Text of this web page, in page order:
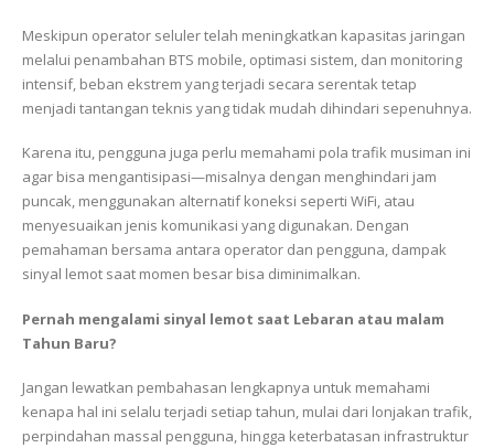
Meskipun operator seluler telah meningkatkan kapasitas jaringan
melalui penambahan BTS mobile, optimasi sistem, dan monitoring
intensif, beban ekstrem yang terjadi secara serentak tetap
menjadi tantangan teknis yang tidak mudah dihindari sepenuhnya.
Karena itu, pengguna juga perlu memahami pola trafik musiman ini
agar bisa mengantisipasi—misalnya dengan menghindari jam
puncak, menggunakan alternatif koneksi seperti WiFi, atau
menyesuaikan jenis komunikasi yang digunakan. Dengan
pemahaman bersama antara operator dan pengguna, dampak
sinyal lemot saat momen besar bisa diminimalkan.
Pernah mengalami sinyal lemot saat Lebaran atau malam
Tahun Baru?
Jangan lewatkan pembahasan lengkapnya untuk memahami
kenapa hal ini selalu terjadi setiap tahun, mulai dari lonjakan trafik,
perpindahan massal pengguna, hingga keterbatasan infrastruktur